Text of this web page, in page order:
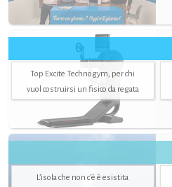
Top Excite Technogym, per chi
vuol costruirsi un fisico da regata
L’isola che non c'è è esistita